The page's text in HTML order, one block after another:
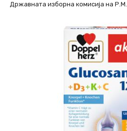
Државната изборна комисија на Р.М.